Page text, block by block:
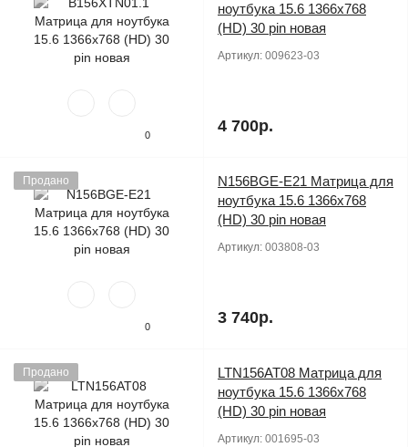
0
ноутбука 15.6 1366x768
(HD) 30 pin новая
Артикул: 009623-03
4 700р.
Продано
0
N156BGE-E21 Матрица для
ноутбука 15.6 1366x768
(HD) 30 pin новая
Артикул: 003808-03
3 740р.
Продано
LTN156AT08 Матрица для
ноутбука 15.6 1366x768
(HD) 30 pin новая
Артикул: 001695-03